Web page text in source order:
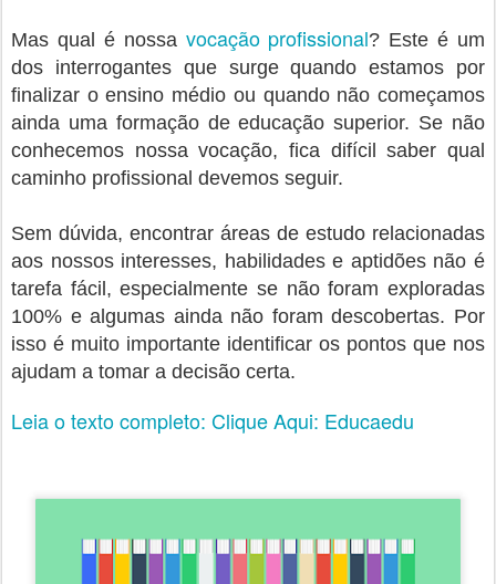
Mas qual é nossa vocação profissional? Este é um
dos interrogantes que surge quando estamos por
finalizar o ensino médio ou quando não começamos
ainda uma formação de educação superior. Se não
conhecemos nossa vocação, fica difícil saber qual
caminho profissional devemos seguir.
Sem dúvida, encontrar áreas de estudo relacionadas
aos nossos interesses, habilidades e aptidões não é
tarefa fácil, especialmente se não foram exploradas
100% e algumas ainda não foram descobertas. Por
isso é muito importante identificar os pontos que nos
ajudam a tomar a decisão certa.
Leia o texto completo: Clique Aqui: Educaedu